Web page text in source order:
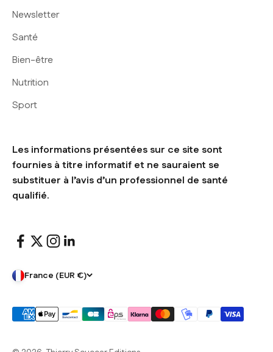
Newsletter
Santé
Bien-être
Nutrition
Sport
Les informations présentées sur ce site sont
fournies à titre informatif et ne sauraient se
substituer à l’avis d’un professionnel de santé
qualifié.
France (EUR €)